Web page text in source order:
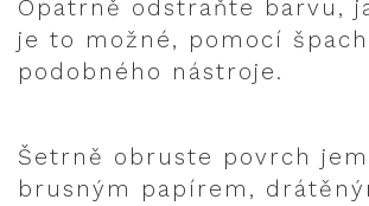
Opatrně odstraňte barvu,
je to možné, pomocí
podobného nástroje.
Šetrně obruste povrch
brusným papírem,